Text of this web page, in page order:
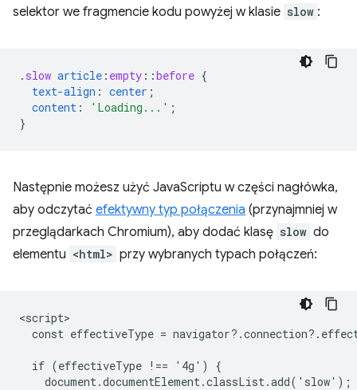
selektor we fragmencie kodu powyżej w klasie slow :
. slow article : empty ::before {
text-align : center ;
content : 'Loading...' ;
}
Następnie możesz użyć JavaScriptu w części nagłówka,
aby odczytać efektywny typ połączenia (przynajmniej w
przeglądarkach Chromium), aby dodać klasę slow do
elementu <html> przy wybranych typach połączeń:
<script>
const effectiveType =
  if (effectiveType !== '4g') {
    document.documentElement.classList.add('slow');